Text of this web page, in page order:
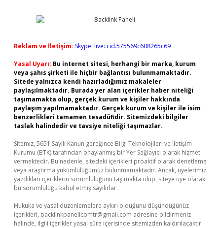
Reklam ve İletişim: Skype: live:.cid.575569c608265c69
Yasal Uyarı: Bu internet sitesi, herhangi bir marka, kurum
veya şahıs şirketi ile hiçbir bağlantısı bulunmamaktadır.
Sitede yalnızca kendi hazırladığımız makaleler
paylaşılmaktadır. Burada yer alan içerikler haber niteliği
taşımamakta olup, gerçek kurum ve kişiler hakkında
paylaşım yapılmamaktadır. Gerçek kurum ve kişiler ile isim
benzerlikleri tamamen tesadüfidir. Sitemizdeki bilgiler
taslak halindedir ve tavsiye niteliği taşımazlar.
Sitemiz, 5651 Sayılı Kanun gereğince Bilgi Teknolojileri ve İletişim
Kurumu (BTK) tarafından onaylanmış bir Yer Sağlayıcı olarak hizmet
vermektedir. Bu nedenle, sitedeki içerikleri proaktif olarak denetleme
veya araştırma yükümlülüğümüz bulunmamaktadır. Ancak, üyelerimiz
yazdıkları içeriklerin sorumluluğunu taşımakta olup, siteye üye olarak
bu sorumluluğu kabul etmiş sayılırlar.
Hukuka ve yasal düzenlemelere aykırı olduğunu düşündüğünüz
içerikleri, backlinkpanelicomtr@gmail.com adresine bildirmeniz
halinde, ilgili içerikler yasal süre içerisinde sitemizden kaldırılacaktır.